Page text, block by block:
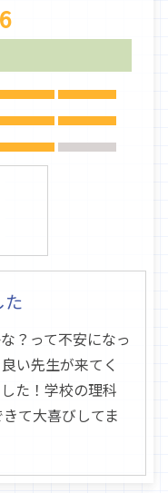
た
？って不安になっ
い先生が来てく
た！学校の理科
て大喜びしてま